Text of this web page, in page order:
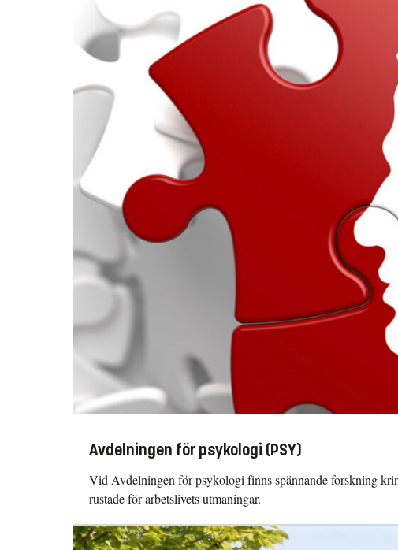
Avdelningen för psykologi (PSY)
Vid Avdelningen för psykologi finns spännande forskning
rustade för arbetslivets utmaningar.